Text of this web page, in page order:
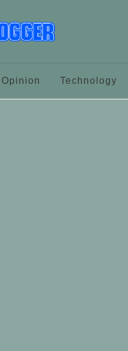
Opinion Technology